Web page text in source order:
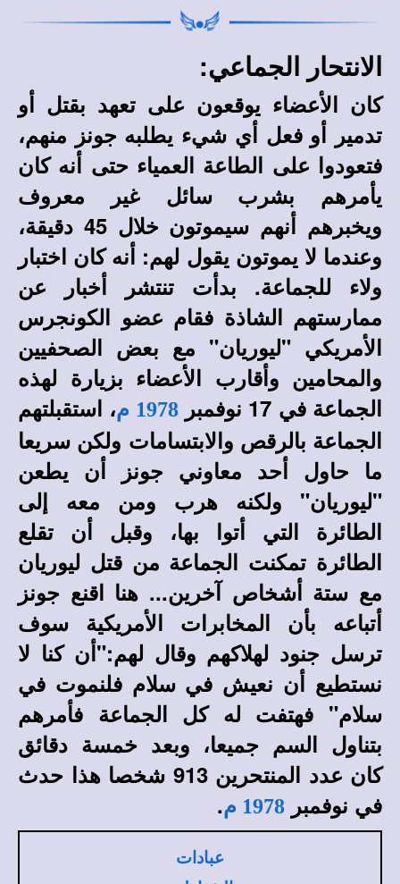
الانتحار الجماعي:
كان الأعضاء يوقعون على تعهد بقتل أو
تدمير أو فعل أي شيء يطلبه جونز منهم،
فتعودوا على الطاعة العمياء حتى أنه كان
يأمرهم بشرب سائل غير معروف
ويخبرهم أنهم سيموتون خلال 45 دقيقة،
وعندما لا يموتون يقول لهم: أنه كان اختبار
ولاء للجماعة. بدأت تنتشر أخبار عن
ممارستهم الشاذة فقام عضو الكونجرس
الأمريكي "ليوريان" مع بعض الصحفيين
والمحامين وأقارب الأعضاء بزيارة لهذه
الجماعة في 17 نوفمبر
1978 م
، استقبلتهم
الجماعة بالرقص والابتسامات ولكن سريعا
ما حاول أحد معاوني جونز أن يطعن
"ليوريان" ولكنه هرب ومن معه إلى
الطائرة التي أتوا بها، وقبل أن تقلع
الطائرة تمكنت الجماعة من قتل ليوريان
مع ستة أشخاص آخرين... هنا اقنع جونز
أتباعه بأن المخابرات الأمريكية سوف
ترسل جنود لهلاكهم وقال لهم:"أن كنا لا
نستطيع أن نعيش في سلام فلنموت في
سلام" فهتفت له كل الجماعة فأمرهم
بتناول السم جميعا، وبعد خمسة دقائق
كان عدد المنتحرين 913 شخصا هذا حدث
في نوفمبر 1978 م .
عبادات